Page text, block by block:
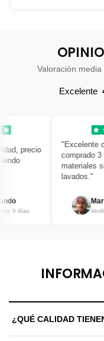
Valoración
Excelente
precio
9 días
"Excelente
comprado 3
materiales
lavados."
Marc
¿QUÉ CALIDAD